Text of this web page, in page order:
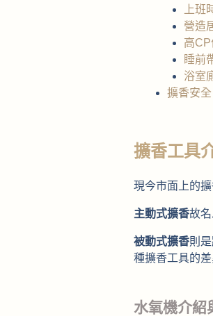
上
營造
高
睡前
浴室
擴香安
擴香工具
現今市面上的
主動式擴香故
被動式擴香則
種擴香工具的差
水氧機介紹